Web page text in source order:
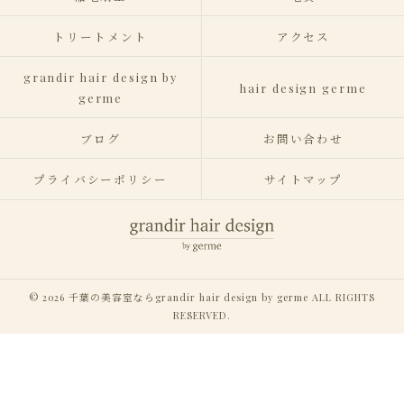
トリートメント アクセス
grandir hair design by
germe
hair design germe
ブログ お問い合わせ
プライバシーポリシー サイトマップ
© 2026 千葉の美容室ならgrandir hair design by germe ALL RIGHTS
RESERVED.